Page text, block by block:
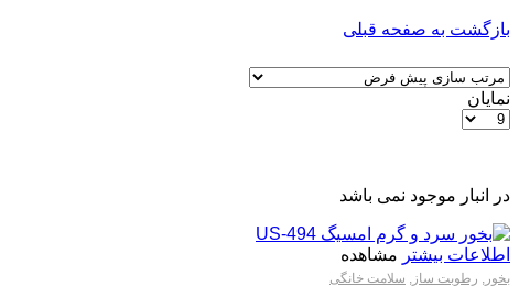
بازگشت به صفحه قبلی
نمایان
در انبار موجود نمی باشد
اطلاعات بیشتر مشاهده
بخور , رطوبت ساز , سلامت خانگی